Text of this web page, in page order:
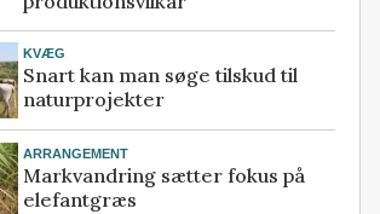
KVÆG
Snart kan man søge tilskud til
naturprojekter
ARRANGEMENT
Markvandring sætter fokus på
elefantgræs